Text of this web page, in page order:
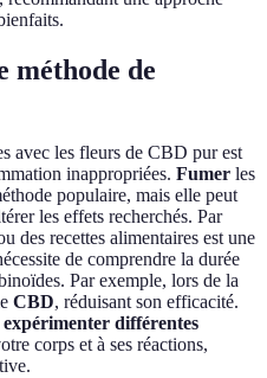
méthode de
avec les fleurs de CBD pur est
inappropriées. Fumer les
populaire, mais elle peut
les effets recherchés. Par
des recettes alimentaires est une
de comprendre la durée
Par exemple, lors de la
CBD, réduisant son efficacité.
expérimenter différentes
corps et à ses réactions,